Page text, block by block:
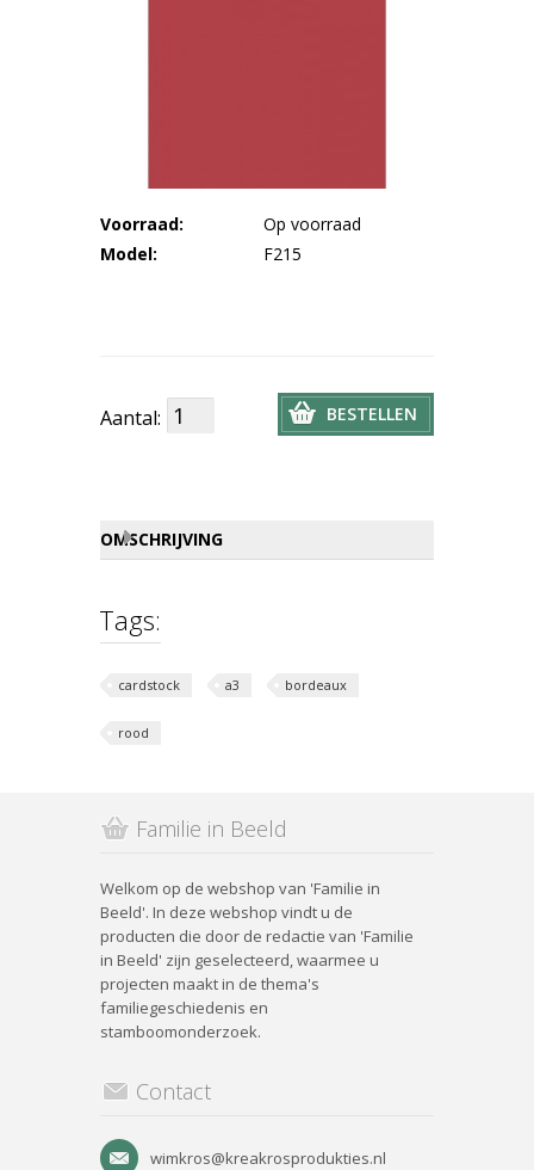
Voorraad:
Op voorraad
Model:
F215
Aantal: BESTELLEN
OMSCHRIJVING
Tags:
cardstock a3 bordeaux
rood
Familie in Beeld
Welkom op de webshop van 'Familie in
Beeld'. In deze webshop vindt u de
producten die door de redactie van 'Familie
in Beeld' zijn geselecteerd, waarmee u
projecten maakt in de thema's
familiegeschiedenis en
stamboomonderzoek.
Contact
wimkros@kreakrosprodukties.nl